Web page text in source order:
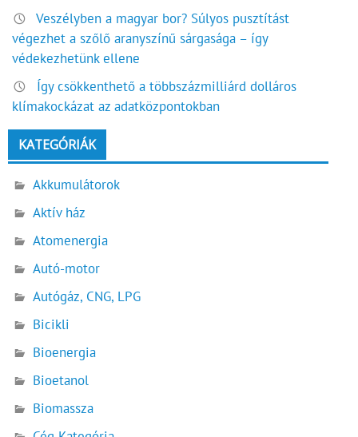
Veszélyben a magyar bor? Súlyos pusztítást
végezhet a szőlő aranyszínű sárgasága – így
védekezhetünk ellene
Így csökkenthető a többszázmilliárd dolláros
klímakockázat az adatközpontokban
KATEGÓRIÁK
Akkumulátorok
Aktív ház
Atomenergia
Autó-motor
Autógáz, CNG, LPG
Bicikli
Bioenergia
Bioetanol
Biomassza